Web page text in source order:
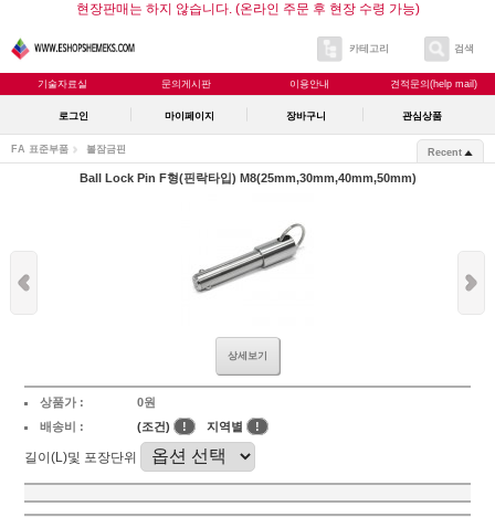
현장판매는 하지 않습니다. (온라인 주문 후 현장 수령 가능)
카테고리 검색
기술자료실 문의게시판 이용안내 견적문의(help mail)
로그인 마이페이지 장바구니 관심상품
FA 표준부품 볼잠금핀 Recent
Ball Lock Pin F형(핀락타입) M8(25mm,30mm,40mm,50mm)
상세보기
상품가 :
0원
배송비 :
(조건) ! 지역별 !
길이(L)및 포장단위